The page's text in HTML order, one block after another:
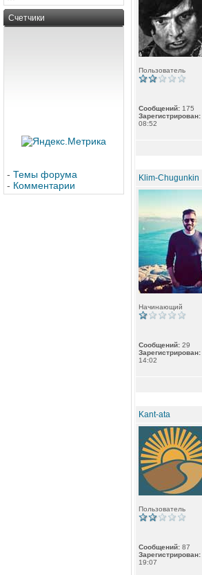
Счетчики
- Темы форума
- Комментарии
Пользователь
Сообщений: 175
Зарегистрирован:
08:52
Klim-Chugunkin
Начинающий
Сообщений: 29
Зарегистрирован:
14:02
Kant-ata
Пользователь
Сообщений: 87
Зарегистрирован:
19:07